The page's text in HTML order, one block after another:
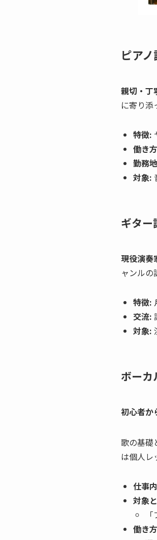
ピア
親切・丁
に寄り添
特徴:
働き
勤務
対象:
ギター
現役演奏
ャンルの
特徴:
交流:
対象:
ボーカ
初心者か
歌の基礎
は個人レ
仕事
対象
働き